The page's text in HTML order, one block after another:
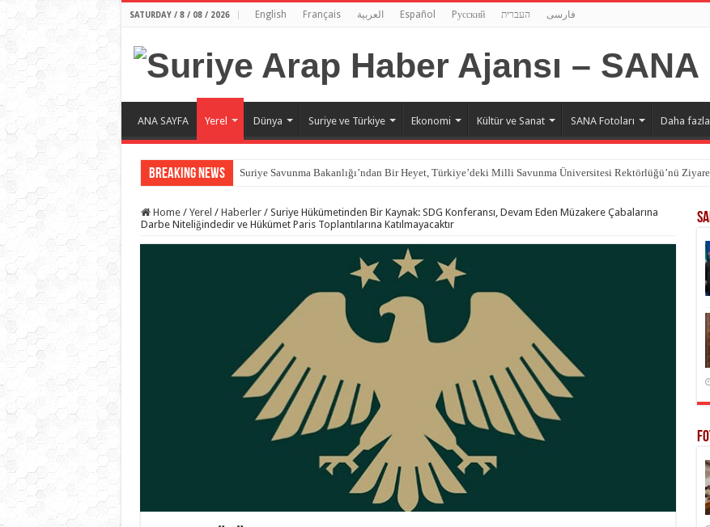
SATURDAY / 8 / 08 / 2026 English Français العربية Español Pусский העברית فارسی
ANA SAYFA Yerel Dünya Suriye ve Türkiye Ekonomi Kültür ve Sanat SANA Fotoları Daha fazla
Breaking News Suriye Savunma Bakanlığı’ndan Bir Heyet, Türkiye’deki Milli Savunma Üniversitesi Rektörlüğü’nü
Home / Yerel / Haberler / Suriye Hükümetinden Bir Kaynak: SDG Konferansı, Devam Eden Müzakere Çabalarına
Darbe Niteliğindedir ve Hükümet Paris Toplantılarına Katılmayacaktır